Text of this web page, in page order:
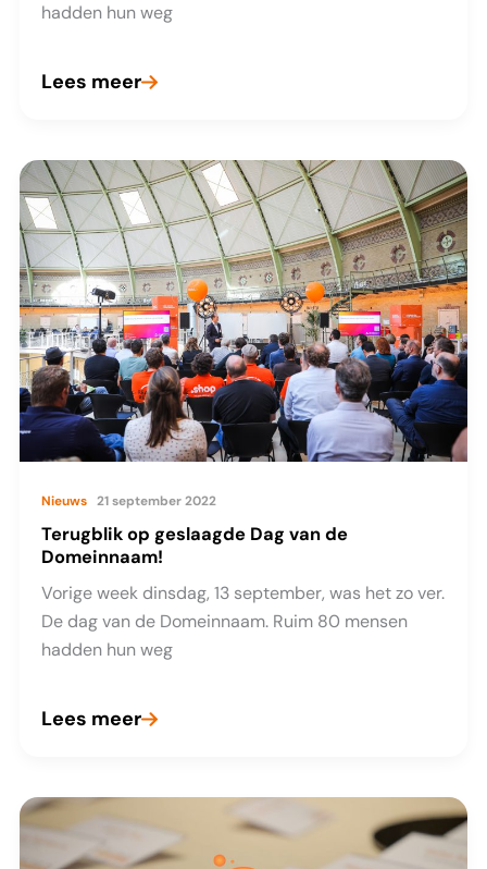
hadden hun weg
Een
op
een
geslaagde
Dag
van
de
Domeinnaam!
Lees meer
Nieuws 21 september 2022
Terugblik op geslaagde Dag van de
Domeinnaam!
Vorige week dinsdag, 13 september, was het zo ver.
De dag van de Domeinnaam. Ruim 80 mensen
hadden hun weg
Terugblik
geslaagde
Dag
van
Lees meer